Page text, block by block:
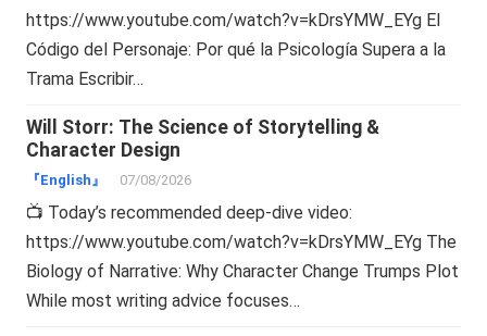
https://www.youtube.com/watch?v=kDrsYMW_EYg El
Código del Personaje: Por qué la Psicología Supera a la
Trama Escribir…
Will Storr: The Science of Storytelling &
Character Design
『English』 07/08/2026
📺 Today’s recommended deep-dive video:
https://www.youtube.com/watch?v=kDrsYMW_EYg The
Biology of Narrative: Why Character Change Trumps Plot
While most writing advice focuses…